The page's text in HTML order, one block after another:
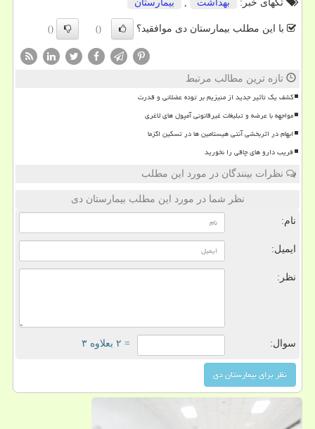
تگهای خبر: بهداشت بیمارستان
با این مطلب بیمارستان دی موافقید؟ ()
()
تازه ترین مطالب مرتبط
کشف یک تأثیر جدید از منیزیم بر توده عضلانی و قدرت
مواجهه با عرضه و تبلیغات غیرقانونی آمپول های لاغری
ابهام در اثربخشی آنتی هیستامین ها در تسکین اگزما
فریب دارو های چاقی را نخورید
نظرات بینندگان در مورد این مطلب
نظر شما در مورد این مطلب بیمارستان دی
نام:
ایمیل:
نظر:
سوال: = ۲ بعلاوه ۳